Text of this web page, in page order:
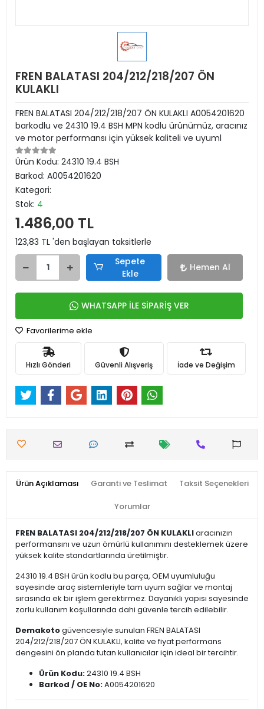
FREN BALATASI 204/212/218/207 ÖN
KULAKLI
FREN BALATASI 204/212/218/207 ÖN KULAKLI A0054201620
barkodlu ve 24310 19.4 BSH MPN kodlu ürünümüz, aracınız
ve motor performansı için yüksek kaliteli ve uyuml
Ürün Kodu: 24310 19.4 BSH
Barkod: A0054201620
Kategori:
Stok: 4
1.486,00 TL
123,83 TL 'den başlayan taksitlerle
Sepete
Ekle
Hemen Al
WHATSAPP İLE SİPARİŞ VER
Favorilerime ekle
Hızlı Gönderi Güvenli Alışveriş İade ve Değişim
Ürün Açıklaması Garanti ve Teslimat Taksit Seçenekleri
Yorumlar
FREN BALATASI 204/212/218/207 ÖN KULAKLIaracınızın
performansını ve uzun ömürlü kullanımını desteklemek üzere
yüksek kalite standartlarında üretilmiştir.
24310 19.4 BSH ürün kodlu bu parça, OEM uyumluluğu
sayesinde araç sistemleriyle tam uyum sağlar ve montaj
sırasında ek bir işlem gerektirmez. Dayanıklı yapısı sayesinde
zorlu kullanım koşullarında dahi güvenle tercih edilebilir.
Demakotogüvencesiyle sunulan FREN BALATASI
204/212/218/207 ÖN KULAKLI, kalite ve fiyat performans
dengesini ön planda tutan kullanıcılar için ideal bir tercihtir.
Ürün Kodu:24310 19.4 BSH
Barkod / OE No:A0054201620